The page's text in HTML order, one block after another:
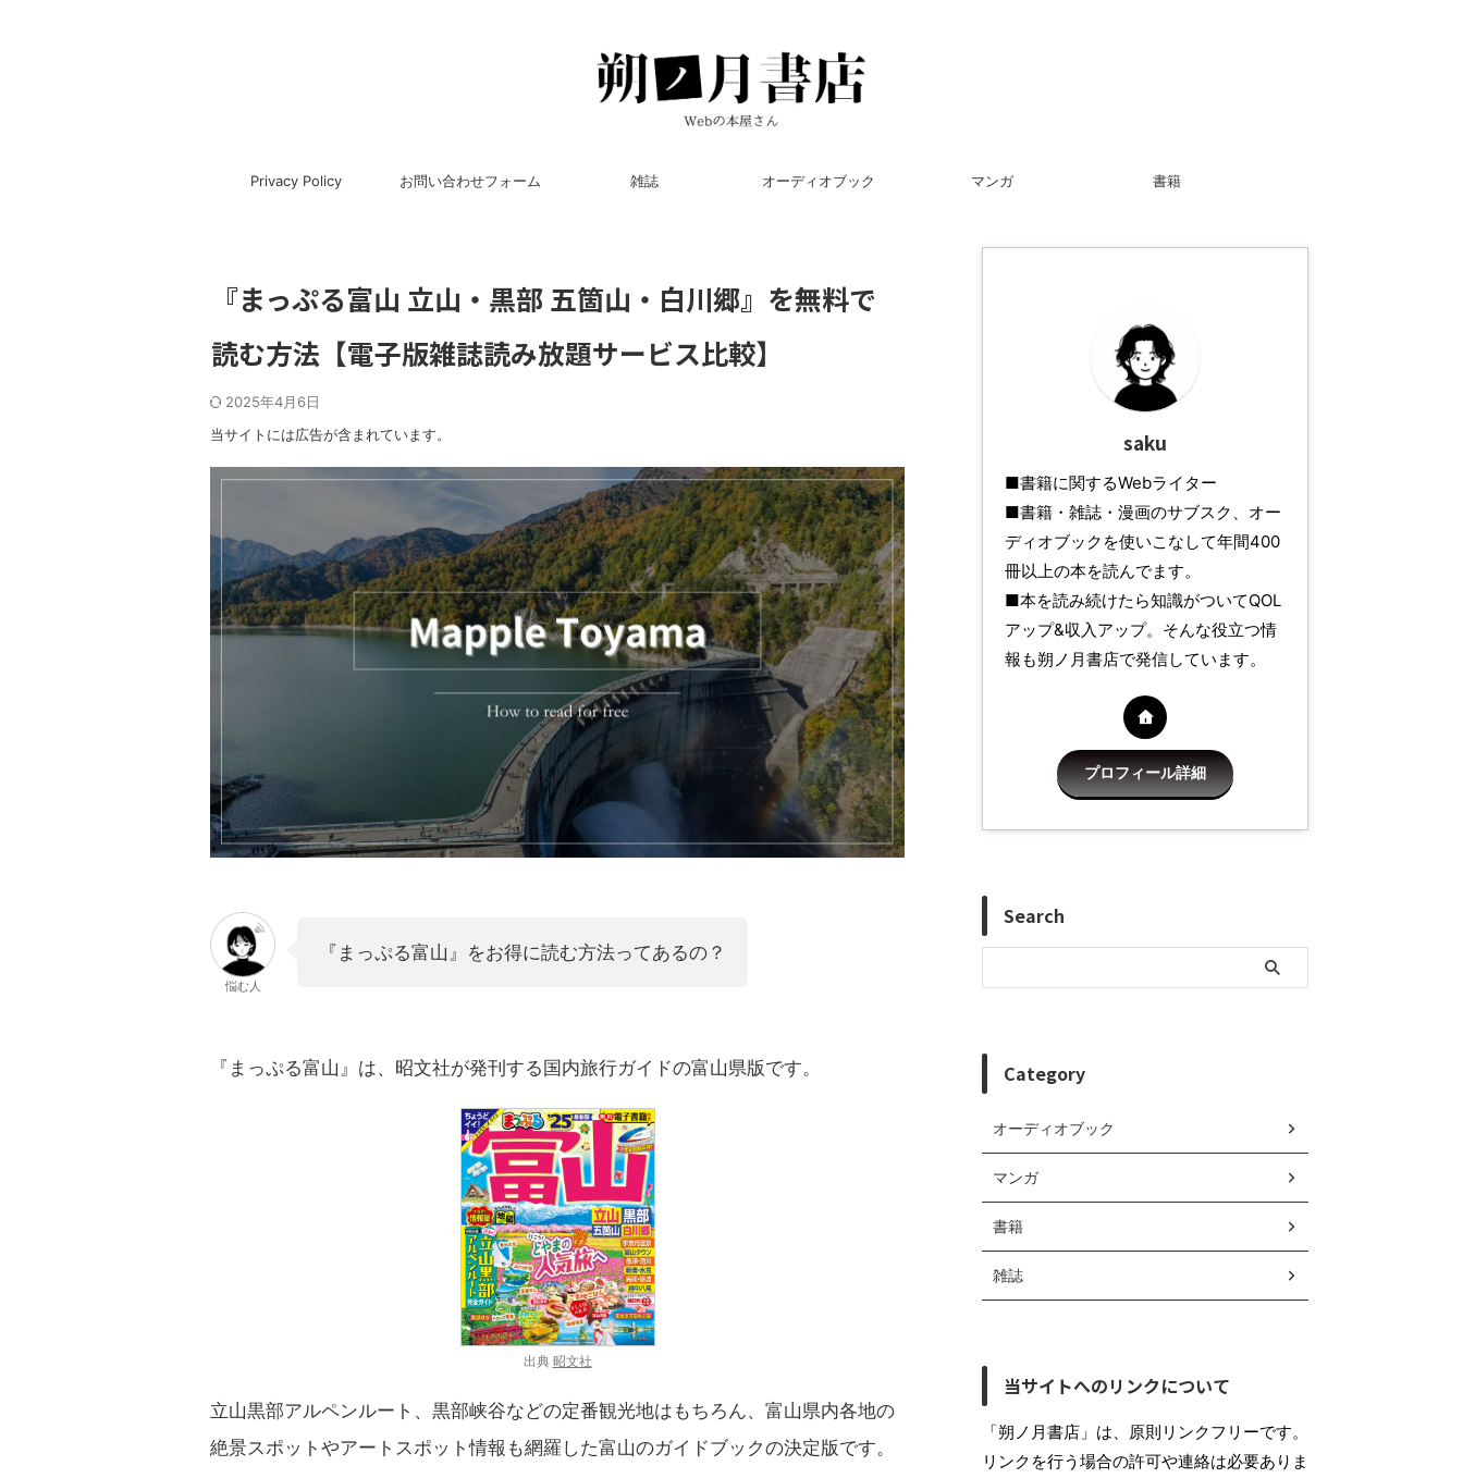
Privacy Policy お問い合わせフォーム 雑誌 オーディオブック マンガ 書籍
『まっぷる富山 立山・黒部 五箇山・白川郷』を無料で
読む方法【電子版雑誌読み放題サービス比較】
2025年4月6日
当サイトには広告が含まれています。
悩む人
『まっぷる富山』をお得に読む方法ってあるの？
『まっぷる富山』は、昭文社が発刊する国内旅行ガイドの富山県版です。
出典 昭文社
立山黒部アルペンルート、黒部峡谷などの定番観光地はもちろん、富山県内各地の
絶景スポットやアートスポット情報も網羅した富山のガイドブックの決定版です。
saku
■書籍に関するWebライター
■書籍・雑誌・漫画のサブスク、オー
ディオブックを使いこなして年間400
冊以上の本を読んでます。
■本を読み続けたら知識がついてQOL
アップ&収入アップ。そんな役立つ情
報も朔ノ月書店で発信しています。
プロフィール詳細
Search
Category
オーディオブック
マンガ
書籍
雑誌
当サイトへのリンクについて
「朔ノ月書店」は、原則リンクフリーです。
リンクを行う場合の許可や連絡は必要ありま